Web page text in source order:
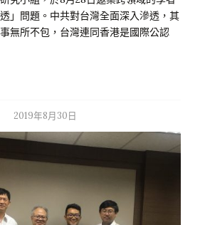
」問題。中共對台灣全面深入滲透，其
無所不包，台灣連同香港是國際公認
2019年8月30日